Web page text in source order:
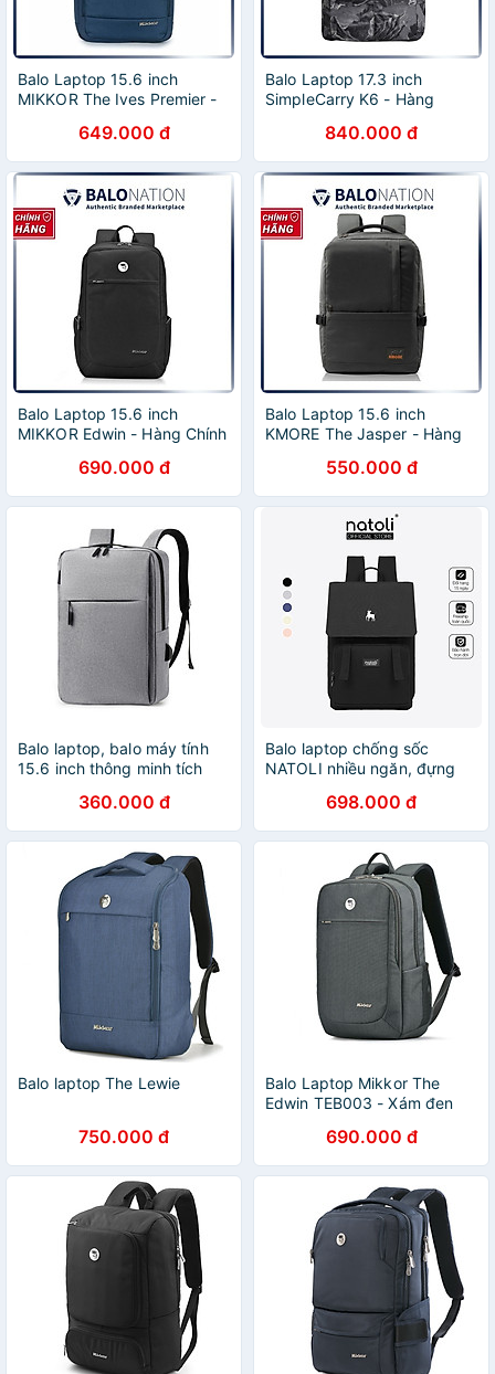
Balo Laptop 15.6 inch
MIKKOR The Ives Premier -
649.000 đ
Balo Laptop 17.3 inch
SimpleCarry K6 - Hàng
840.000 đ
Balo Laptop 15.6 inch
MIKKOR Edwin - Hàng Chính
690.000 đ
Balo Laptop 15.6 inch
KMORE The Jasper - Hàng
550.000 đ
Balo laptop, balo máy tính
15.6 inch thông minh tích
BLLT5614360.000 đ
Balo laptop chống sốc
NATOLI nhiều ngăn, đựng
BST Modern Flap Backpack
B23
698.000 đ
Balo laptop The Lewie
750.000 đ
Balo Laptop Mikkor The
Edwin TEB003 - Xám đen
690.000 đ